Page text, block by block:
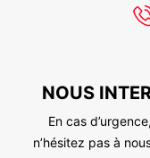
NOUS
En cas
n’hésitez pas à